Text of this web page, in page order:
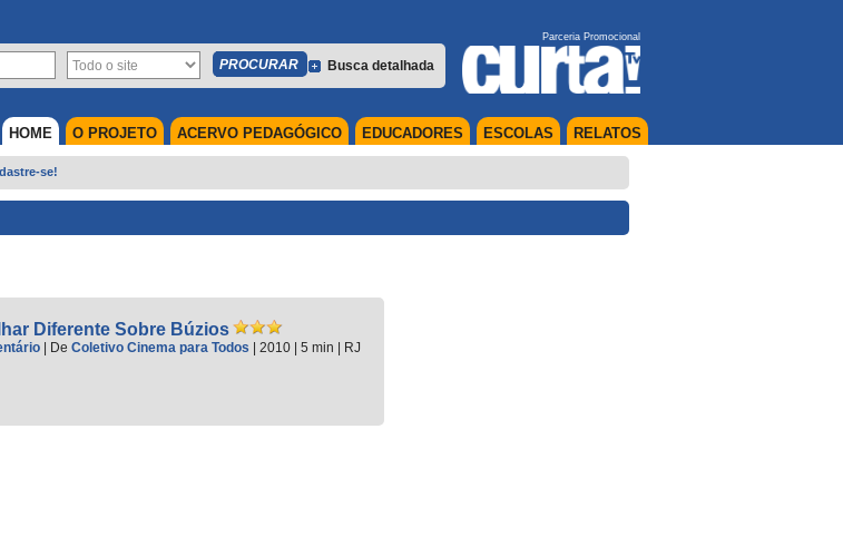
Busca detalhada
Parceria Promocional
RELATOS
ESCOLAS
EDUCADORES
ACERVO PEDAGÓGICO
O PROJETO
HOME
se!
Diferente Sobre Búzios
De Coletivo Cinema para Todos | 2010 | 5 min RJ